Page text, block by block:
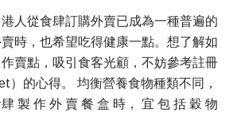
人從食肆訂購外賣已成為一種普遍的
時，也希望吃得健康一點。想了解如
賣點，吸引食客光顧，不妨參考註冊
）的心得。 均衡營養食物種類不同，
製 作 外 賣 餐 盒 時， 宜 包 括 穀 物